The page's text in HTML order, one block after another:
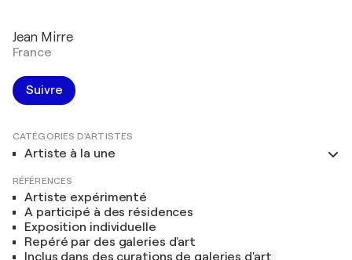
Jean Mirre
France
Suivre
CATÉGORIES D'ARTISTES
Artiste à la une
RÉFÉRENCES
Artiste expérimenté
A participé à des résidences
Exposition individuelle
Repéré par des galeries d'art
Inclus dans des curations de galeries d'art